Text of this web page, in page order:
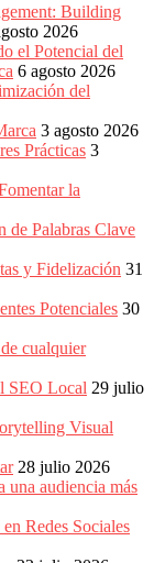
Building
2026
el Potencial del
6 agosto 2026
del
3 agosto 2026
Prácticas 3
la
de Palabras Clave
y Fidelización 31
Potenciales 30
cualquier
SEO Local 29 julio
Visual
28 julio 2026
una audiencia más
Redes Sociales